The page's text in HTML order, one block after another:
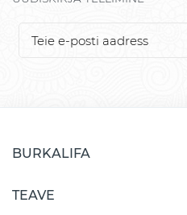
BURKALIFA
TEAVE